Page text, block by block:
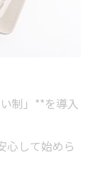
制」**を導入
心して始めら